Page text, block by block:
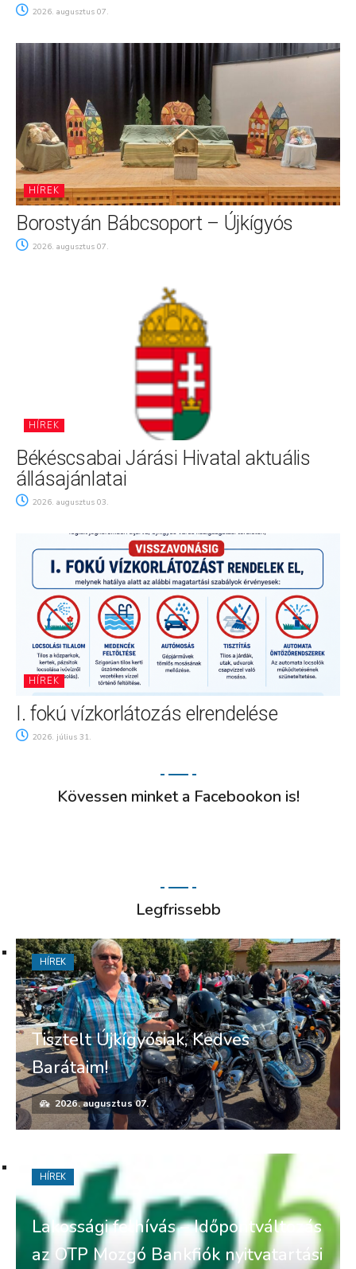
2026. augusztus 07.
HÍREK
Borostyán Bábcsoport – Újkígyós
2026. augusztus 07.
HÍREK
Békéscsabai Járási Hivatal aktuális
állásajánlatai
2026. augusztus 03.
HÍREK
I. fokú vízkorlátozás elrendelése
2026. július 31.
Kövessen minket a Facebookon is!
Legfrissebb
Tisztelt Újkígyósiak, Kedves
Barátaim!
2026. augusztus 07.
HÍREK
Lakossági felhívás – Időpontváltozás
az OTP Mozgó Bankfiók nyitvatartási
HÍREK